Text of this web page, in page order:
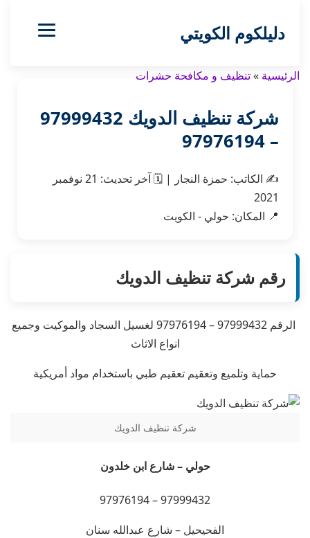
دليلكوم الكويتي
الرئيسية »تنظيف و مكافحة حشرات
شركة تنظيف الدويك 97999432
– 97976194
✍️ الكاتب: حمزة النجار |
🗓️آخر تحديث:
21 نوفمبر
2021
📍 المكان: حولي - الكويت
رقم شركة تنظيف الدويك
الرقم 97999432 – 97976194 لغسيل السجاد والموكيت وجميع
انواع الاثاث
حماية وتلميع وتعقيم تعقيم طبي باستخدام مواد أمريكية
شركة تنظيف الدويك
حولي – شارع ابن خلدون
97999432 – 97976194
الفحيحيل – شارع عبدالله سنان